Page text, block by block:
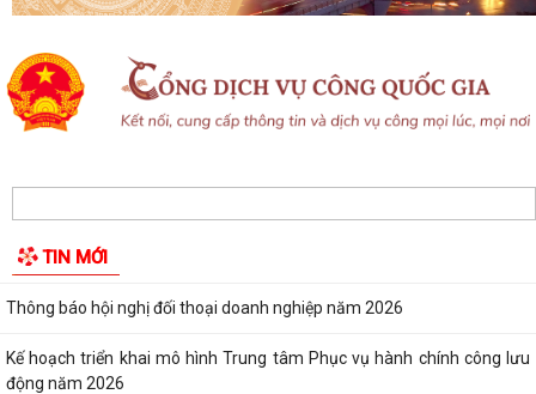
TIN MỚI
Hưng nhiệm kỳ 2025 - 2030
Quyết định về việc công nhận nhân viên y tế thôn và cộng tác viên dân
số trên địa bàn xã Chấn Hưng
Trung tâm Phục vụ hành chính công tổ chức tiếp nhận, hướng dẫn, giải
Thông báo Lịch làm việc Trung tâm Phục vụ hành chính công lưu động
Thông báo hội nghị đối thoại doanh nghiệp năm 2026
Kế hoạch triển khai mô hình Trung tâm Phục vụ hành chính công lưu
động năm 2026